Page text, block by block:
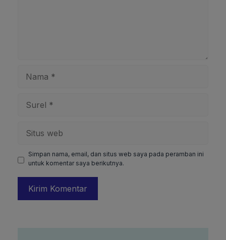
web
Simpan nama, email, dan situs web saya pada peramban ini
untuk komentar saya berikutnya.